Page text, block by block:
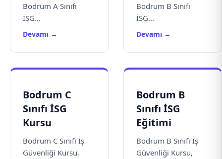
Bodrum A Sınıfı
İSG...
Devamı →
Bodrum B Sınıfı
İSG...
Devamı →
Bodrum C
Sınıfı İSG
Kursu
Bodrum C Sınıfı İş
Güvenliği Kursu,
Bodrum B
Sınıfı İSG
Eğitimi
Bodrum B Sınıfı İş
Güvenliği Kursu,